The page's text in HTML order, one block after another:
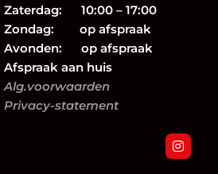
Zaterdag: 10:00 – 17:00
Zondag: op afspraak
Avonden: op afspraak
Afspraak aan huis
Alg.voorwaarden
Privacy-statement